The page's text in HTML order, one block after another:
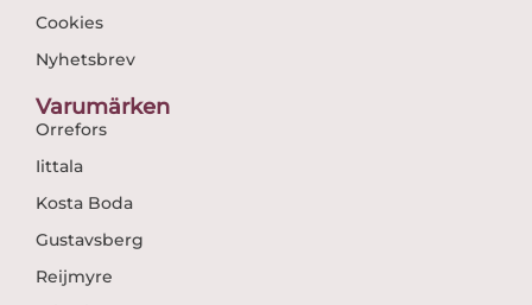
Cookies
Nyhetsbrev
Varumärken
Orrefors
Iittala
Kosta Boda
Gustavsberg
Reijmyre